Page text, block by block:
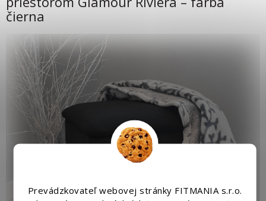
Prevádzkovateľ webovej stránky FITMANIA s.r.o.
čierna